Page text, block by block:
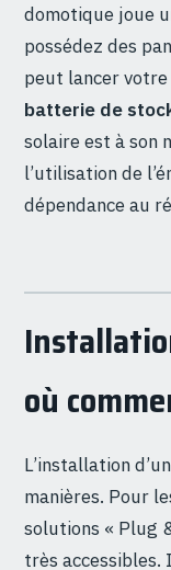
domotique joue
possédez des
peut lancer
batterie de
solaire est à son
l’utilisation de
dépendance au
où
L’installation
manières. Pour
solutions « Plug
très